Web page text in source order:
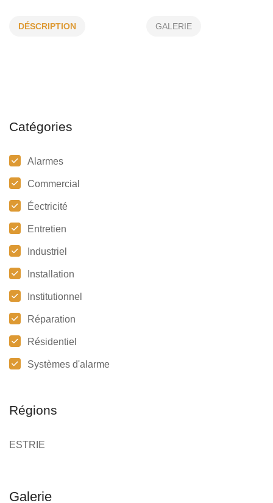
36, RUE ARISTIDE, GRANBY, (QC)
DÉSCRIPTION GALERIE
Catégories
Alarmes
Commercial
Éectricité
Entretien
Industriel
Installation
Institutionnel
Réparation
Résidentiel
Systèmes d'alarme
Régions
ESTRIE